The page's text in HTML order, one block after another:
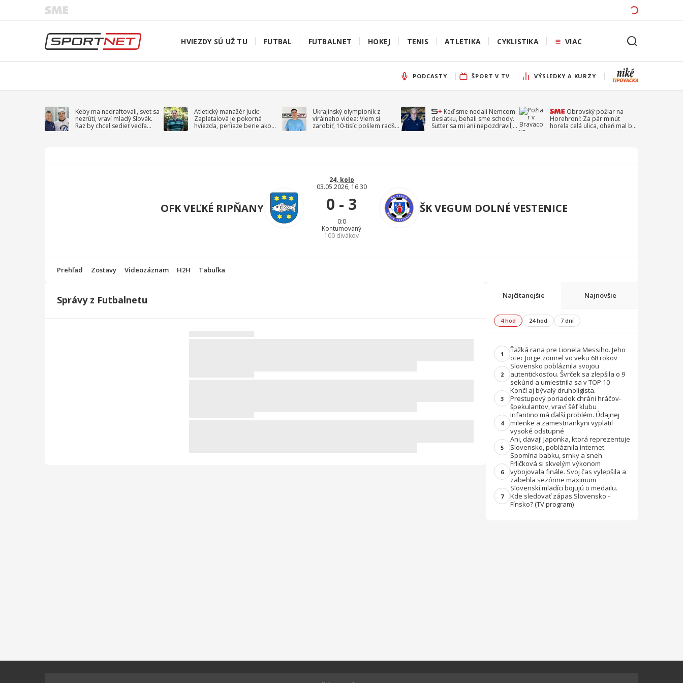
HVIEZDY SÚ UŽ TU FUTBAL FUTBALNET HOKEJ TENIS ATLETIKA CYKLISTIKA VIAC
PODCASTY ŠPORT V TV VÝSLEDKY A KURZY
Keby ma nedraftovali, svet sa
nezrúti, vraví mladý Slovák.
Raz by chcel sedieť vedľa
Atletický manažér Juck:
Zapletalová je pokorná
hviezda, peniaze berie ako
Ukrajinský olympionik z
virálneho videa: Viem si
zarobiť, 10-tisíc pošlem radšej
Keď sme nedali Nemcom
desiatku, behali sme schody.
Sutter sa mi ani nepozdravil,
Obrovský požiar na
Horehroní: Za pár minút
horela celá ulica, oheň mal byť
OFK VEĽKÉ RIPŇANY
24. kolo
03.05.2026, 16:30
0 - 3
0:0
Kontumovaný
100 divákov
ŠK VEGUM DOLNÉ VESTENICE
Prehľad Zostavy Videozáznam H2H Tabuľka
Správy z Futbalnetu Najčítanejšie Najnovšie
4 hod 24 hod 7 dní
1
Ťažká rana pre Lionela Messiho. Jeho
otec Jorge zomrel vo veku 68 rokov
2
Slovensko pobláznila svojou
autentickosťou. Švrček sa zlepšila o 9
sekúnd a umiestnila sa v TOP 10
3
Končí aj bývalý druholigista.
Prestupový poriadok chráni hráčov-
špekulantov, vraví šéf klubu
4
Infantino má ďalší problém. Údajnej
milenke a zamestnankyni vyplatil
vysoké odstupné
5
Ani, davaj! Japonka, ktorá reprezentuje
Slovensko, pobláznila internet.
Spomína babku, srnky a sneh
6
Frličková si skvelým výkonom
vybojovala finále. Svoj čas vylepšila a
zabehla sezónne maximum
7
Slovenskí mladíci bojujú o medailu.
Kde sledovať zápas Slovensko -
Fínsko? (TV program)